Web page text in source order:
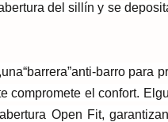
del sillín y se
una“barrera”anti-barro para
compromete el confort. El
Open Fit,